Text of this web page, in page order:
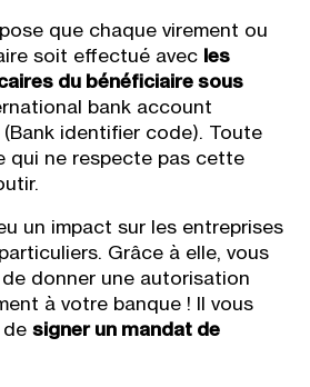
que chaque virement ou
soit effectué avec les
du bénéficiaire sous
bank account
(Bank identifier code). Toute
qui ne respecte pas cette
un impact sur les entreprises
Grâce à elle, vous
de donner une autorisation
à votre banque ! Il vous
de signer un mandat de